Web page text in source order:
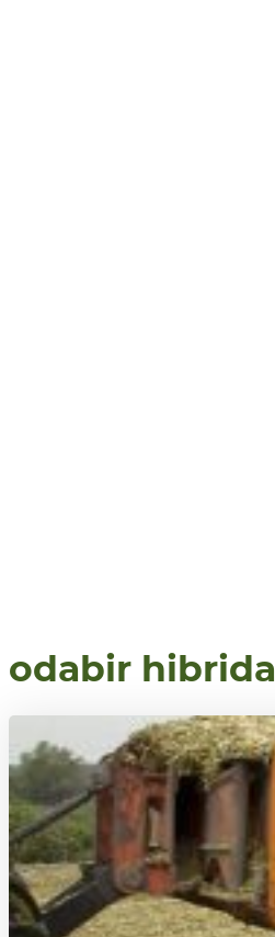
odabir hibrida